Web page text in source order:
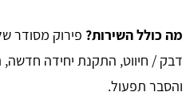
מה כולל השירות? פירוק מסודר
דבק / חיווט, התקנת יחידה
והסבר תפעול.